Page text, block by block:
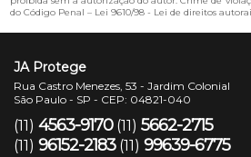
do Código Penal – Lei 9610/98 - Lei de direitos
JA Protege
Rua Castro Menezes, 53 - Jardim Colonial
São Paulo - SP - CEP: 04821-040
(11) 4563-9170 (11) 5662-2715
(11) 96152-2183 (11) 99639-6775